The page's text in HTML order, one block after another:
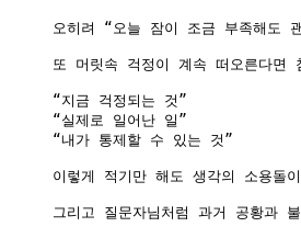
오히려 “오늘 잠이 조금 부족해도
또 머릿속 걱정이 계속 떠오른다면
“지금 걱정되는 것”
“실제로 일어난 일”
“내가 통제할 수 있는 것”
이렇게 적기만 해도 생각의 소용돌
그리고 질문자님처럼 과거 공황과